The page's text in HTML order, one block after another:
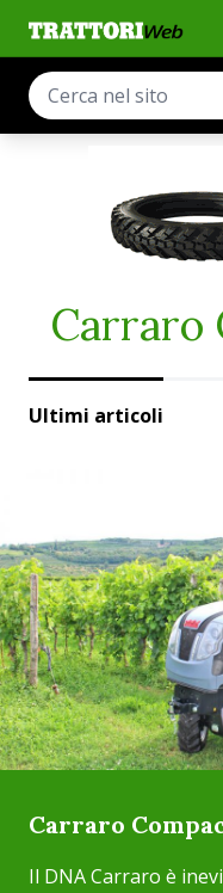
Carraro
Ultimi articoli
Carraro
Il DNA Carraro è